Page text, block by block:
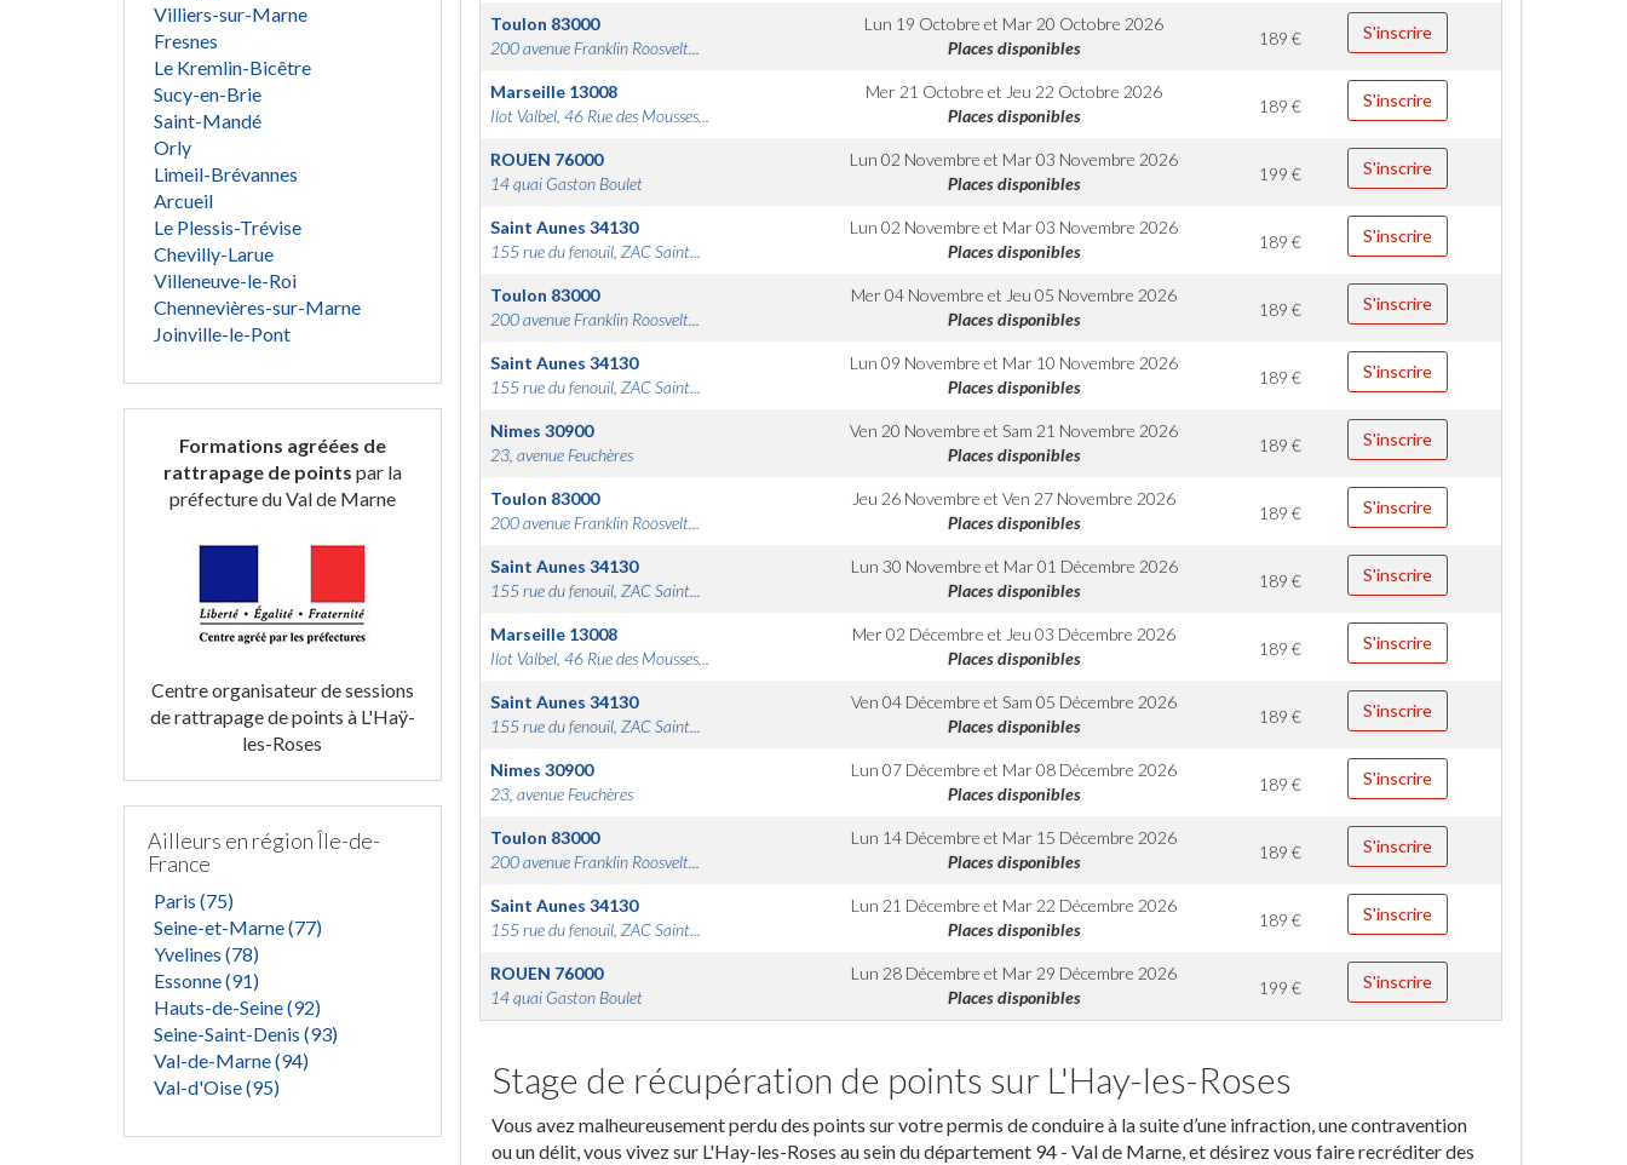
Villiers-sur-Marne
Fresnes
Le Kremlin-Bicêtre
Sucy-en-Brie
Saint-Mandé
Orly
Limeil-Brévannes
Arcueil
Le Plessis-Trévise
Chevilly-Larue
Villeneuve-le-Roi
Chennevières-sur-Marne
Joinville-le-Pont
Formations agréées de
rattrapage de points par la
préfecture du Val de Marne
Centre organisateur de sessions
de rattrapage de points à L'Haÿ-
les-Roses
Ailleurs en région Île-de-
France
Paris (75)
Seine-et-Marne (77)
Yvelines (78)
Essonne (91)
Hauts-de-Seine (92)
Seine-Saint-Denis (93)
Val-de-Marne (94)
Val-d'Oise (95)
Toulon 83000
200 avenue Franklin Roosvelt...
Lun 19 Octobre et Mar 20 Octobre 2026
Places disponibles
189€ S'inscrire
Marseille 13008
Ilot Valbel, 46 Rue des Mousses...
Mer 21 Octobre et Jeu 22 Octobre 2026
Places disponibles
189€ S'inscrire
ROUEN 76000
14 quai Gaston Boulet
Lun 02 Novembre et Mar 03 Novembre 2026
Places disponibles
199€ S'inscrire
Saint Aunes 34130
155 rue du fenouil, ZAC Saint...
Lun 02 Novembre et Mar 03 Novembre 2026
Places disponibles
189€ S'inscrire
Toulon 83000
200 avenue Franklin Roosvelt...
Mer 04 Novembre et Jeu 05 Novembre 2026
Places disponibles
189€ S'inscrire
Saint Aunes 34130
155 rue du fenouil, ZAC Saint...
Lun 09 Novembre et Mar 10 Novembre 2026
Places disponibles
189€ S'inscrire
Nimes 30900
23, avenue Feuchères
Ven 20 Novembre etSam 21 Novembre 2026
Places disponibles
189€ S'inscrire
Toulon 83000
200 avenue Franklin Roosvelt...
Jeu 26 Novembre etVen 27 Novembre 2026
Places disponibles
189€ S'inscrire
Saint Aunes 34130
155 rue du fenouil, ZAC Saint...
Lun 30 Novembre et Mar 01 Décembre 2026
Places disponibles
189€ S'inscrire
Marseille 13008
Ilot Valbel, 46 Rue des Mousses...
Mer 02 Décembre et Jeu 03 Décembre 2026
Places disponibles
189€ S'inscrire
Saint Aunes 34130
155 rue du fenouil, ZAC Saint...
Ven 04 Décembre etSam 05 Décembre 2026
Places disponibles
189€ S'inscrire
Nimes 30900
23, avenue Feuchères
Lun 07 Décembre et Mar 08 Décembre 2026
Places disponibles
189€ S'inscrire
Toulon 83000
200 avenue Franklin Roosvelt...
Lun 14 Décembre et Mar 15 Décembre 2026
Places disponibles
189€ S'inscrire
Saint Aunes 34130
155 rue du fenouil, ZAC Saint...
Lun 21 Décembre et Mar 22 Décembre 2026
Places disponibles
189€ S'inscrire
ROUEN 76000
14 quai Gaston Boulet
Lun 28 Décembre et Mar 29 Décembre 2026
Places disponibles
199€ S'inscrire
Stage de récupération de points sur L'Hay-les-Roses
Vous avez malheureusement perdu des points sur votre permis de conduire à la suite d’une infraction, une contravention
ou un délit, vous vivez sur L'Hay-les-Roses au sein du département 94 - Val de Marne, et désirez vous faire recréditer des